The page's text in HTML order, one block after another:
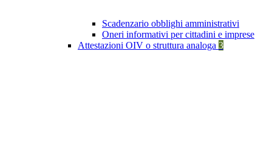
Scadenzario obblighi amministrativi
Oneri informativi per cittadini e imprese
Attestazioni OIV o struttura analoga 3